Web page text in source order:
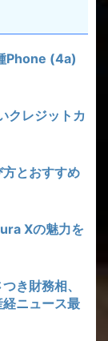
Phone (4a)
クレジットカ
とおすすめ
Xの魅力を
き財務相、
ニュース最